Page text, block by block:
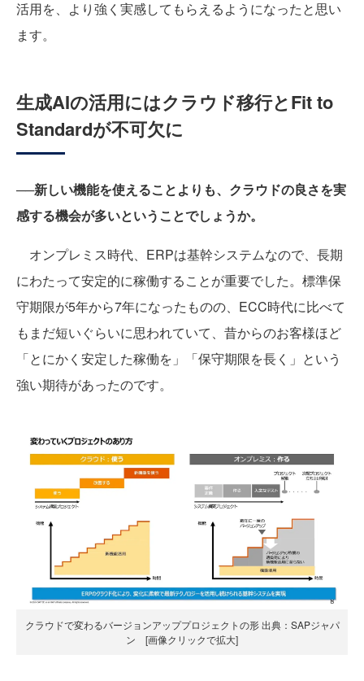
活用を、より強く実感してもらえるようになったと思い
ます。
生成AIの活用にはクラウド移行とFit to
Standardが不可欠に
──新しい機能を使えることよりも、クラウドの良さを実
感する機会が多いということでしょうか。
オンプレミス時代、ERPは基幹システムなので、長期
にわたって安定的に稼働することが重要でした。標準保
守期限が5年から7年になったものの、ECC時代に比べて
もまだ短いぐらいに思われていて、昔からのお客様ほど
「とにかく安定した稼働を」「保守期限を長く」という
強い期待があったのです。
クラウドで変わるバージョンアッププロジェクトの形 出典：SAPジャパ
ン [画像クリックで拡大]